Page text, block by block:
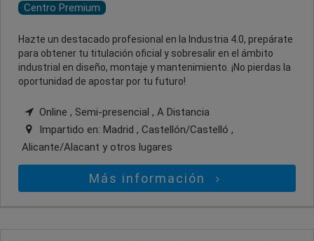
Centro Premium
Hazte un destacado profesional en la Industria 4.0, prepárate
para obtener tu titulación oficial y sobresalir en el ámbito
industrial en diseño, montaje y mantenimiento. ¡No pierdas la
oportunidad de apostar por tu futuro!
Online , Semi-presencial , A Distancia
Impartido en: Madrid , Castellón/Castelló ,
Alicante/Alacant y otros lugares
Más información